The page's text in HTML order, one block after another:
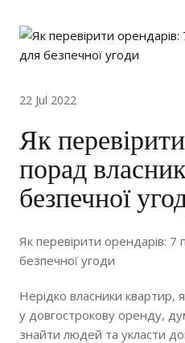
22 Jul 2022
Як
порад
безпечної
Як перевірити орендарів:
безпечної угоди
Нерідко власники квартир,
у довгострокову оренду,
знайти людей та укласти